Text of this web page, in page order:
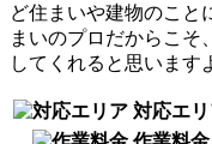
ど住まいや建物のこと
まいのプロだからこそ
してくれると思います
対応エ